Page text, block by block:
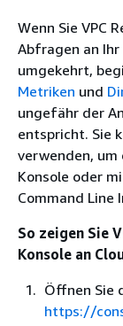
Wenn Sie VPC
Abfragen an
umgekehrt,
Metriken und
ungefähr der
entspricht. Sie
verwenden, um
Konsole oder
Command Line
So zeigen Sie
Konsole an
Öffnen Sie
https://